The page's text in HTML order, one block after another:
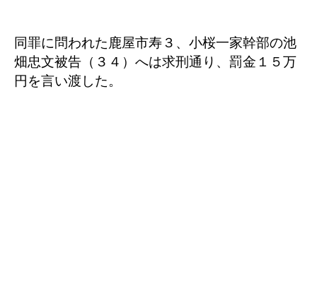
同罪に問われた鹿屋市寿３、小桜一家幹部の池
畑忠文被告（３４）へは求刑通り、罰金１５万
円を言い渡した。